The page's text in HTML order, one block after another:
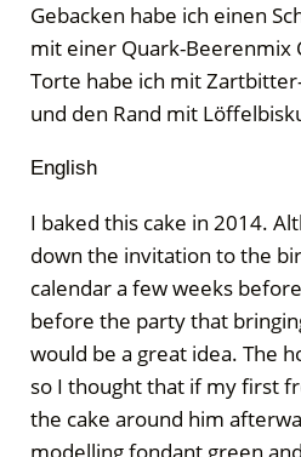
Gebacken habe ich einen
mit einer Quark-Beerenmix
Torte habe ich mit
und den Rand mit
English
I baked this cake in 2014.
down the invitation to the
calendar a few weeks
before the party that
would be a great idea. The
so I thought that if my first
the cake around him